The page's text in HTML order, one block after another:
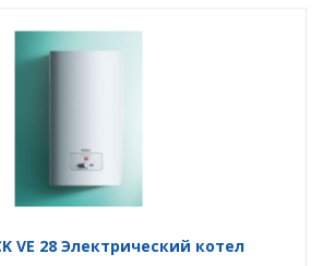
VE 28 Электрический котел